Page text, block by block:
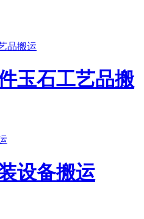
玉石工艺品搬
设备搬运